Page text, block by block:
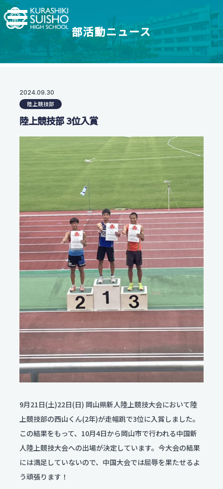
学科・コース
進学コース
【普通科】創学コース
創学コース 自己探求系
創学コース 福祉探求系
商業科
地域マーケティングコース
会計マネジメントコース
情報プログラミングコース
生活科学科
服飾コーディネートコース
食物クリエイトコース
保育デザインコース
看護科
看護科（⾼校課程）
専攻科（専攻科課程）
学校情報
制服紹介
2.5次元先生図鑑
翠松高校の強み
茶道教育
地域との連携
支援体制
翠松図鑑
進学実績
部活動一覧
部活動ニュース
スイッチ！未来を開こう
受験生のみなさまへ
オープンスクール・入試情報
今後のスケジュール
資料請求
お知らせ
翠松ニュース
在校生・保護者のみなさま
部活動ニュース
お問い合わせ
各種証明書発行
資料請求
よくある質問
交通アクセス
教職員募集
関連リンク
個人情報保護方針
部活動ニュース
2024.09.30
陸上競技部
陸上競技部 3位入賞
9月21日(土)22日(日) 岡山県新人陸上競技大会において陸
上競技部の西山くん(2年)が走幅跳で3位に入賞しました。
この結果をもって、10月4日から岡山市で行われる中国新
人陸上競技大会への出場が決定しています。今大会の結果
には満足していないので、中国大会では屈辱を果たせるよ
う頑張ります！